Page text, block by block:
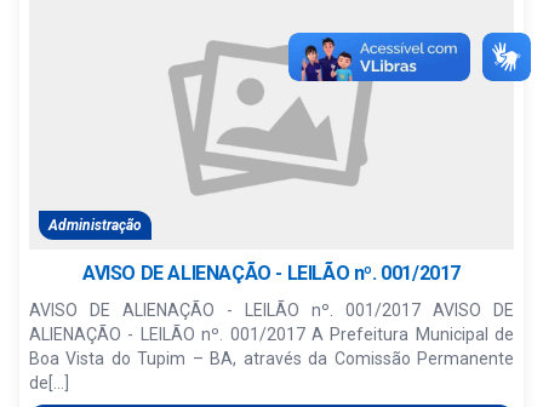
Administração
AVISO DE ALIENAÇÃO - LEILÃO nº. 001/2017
AVISO DE ALIENAÇÃO - LEILÃO nº. 001/2017 AVISO DE
ALIENAÇÃO - LEILÃO nº. 001/2017 A Prefeitura Municipal de
Boa Vista do Tupim – BA, através da Comissão Permanente
de[...]